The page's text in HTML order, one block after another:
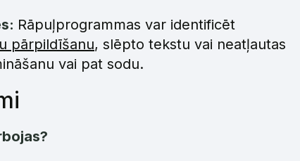
Rāpuļprogrammas var identificēt
pārpildīšanu, slēpto tekstu vai neatļautas
vai pat sodu.